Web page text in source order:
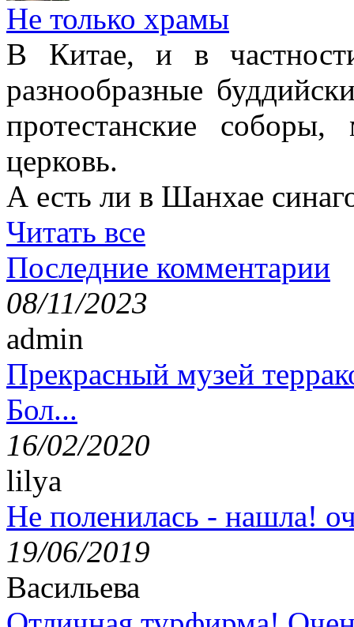
Не только храмы
В Китае, и в
разнообразные
протестанские
церковь.
А есть ли в Шанхае
Читать все
Последние комментарии
08/11/2023
admin
Прекрасный музей
Бол...
16/02/2020
lilya
Не поленилась - нашла!
19/06/2019
Васильева